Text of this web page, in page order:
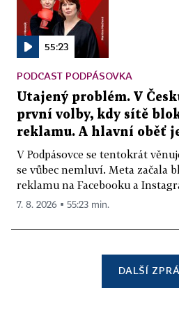
55:23
PODCAST PODPÁSOVKA
Utajený problém. V
první volby, kdy sítě
reklamu. A hlavní oběť
V Podpásovce se tentokrát
se vůbec nemluví. Meta začala
reklamu na Facebooku a
7. 8. 2026 ▪ 55:23 min.
DALŠÍ